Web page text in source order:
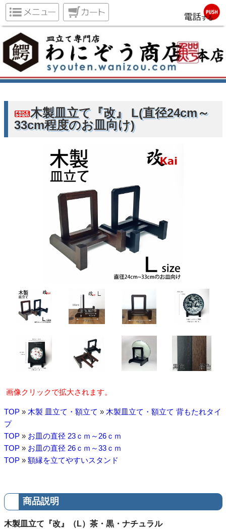
木製皿立て『改』 L(直径24cm～
33cm程度のお皿向け)
画像クリックで拡大されます。
TOP» 木製 皿立て・額立て » 木製皿立て・額立て 背もたれタイ
プ
TOP » お皿の直径 23ｃｍ～26ｃｍ
TOP » お皿の直径 26ｃｍ～33ｃｍ
TOP » 額縁を立てやすいスタンド
商品説明
木製皿立て『改』（L）茶・黒・ナチュラル